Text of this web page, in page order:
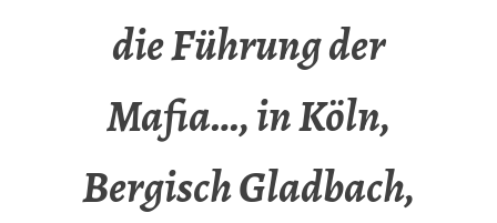
die Führung der
Mafia…, in Köln,
Bergisch Gladbach,